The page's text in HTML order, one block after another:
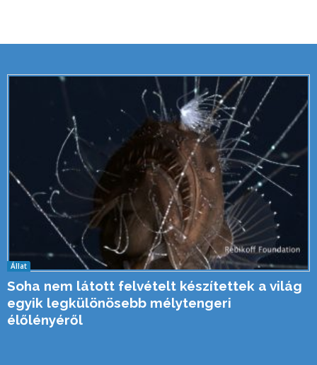
Állat
Soha nem látott felvételt készítettek a világ
egyik legkülönösebb mélytengeri
élőlényéről